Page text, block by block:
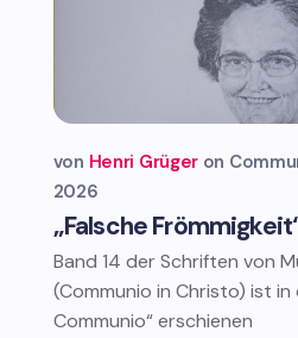
„Falsche
von Henri Grüger
2026
Band 14 der Schriften von
(Communio in Christo) ist in
Communio“ erschienen